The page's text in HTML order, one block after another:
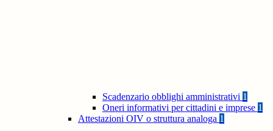
Scadenzario obblighi amministrativi 1
Oneri informativi per cittadini e imprese 1
Attestazioni OIV o struttura analoga 1